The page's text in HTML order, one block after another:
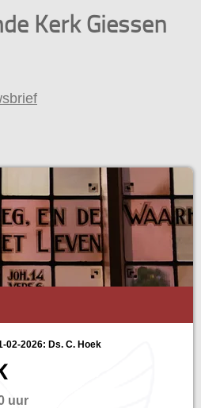
Kerk Giessen
02-2026: Ds. C. Hoek
uur